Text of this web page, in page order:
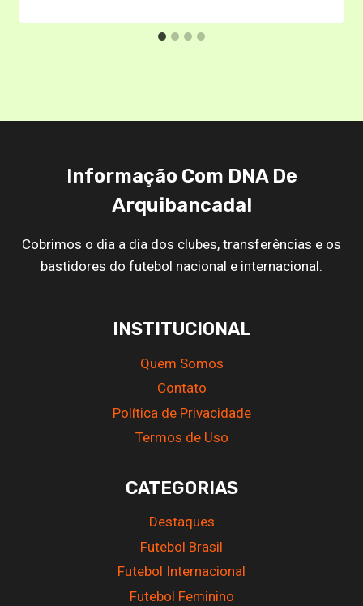
Informação Com DNA De
Arquibancada!
Cobrimos o dia a dia dos clubes, transferências e os
bastidores do futebol nacional e internacional.
INSTITUCIONAL
Quem Somos
Contato
Política de Privacidade
Termos de Uso
CATEGORIAS
Destaques
Futebol Brasil
Futebol Internacional
Futebol Feminino